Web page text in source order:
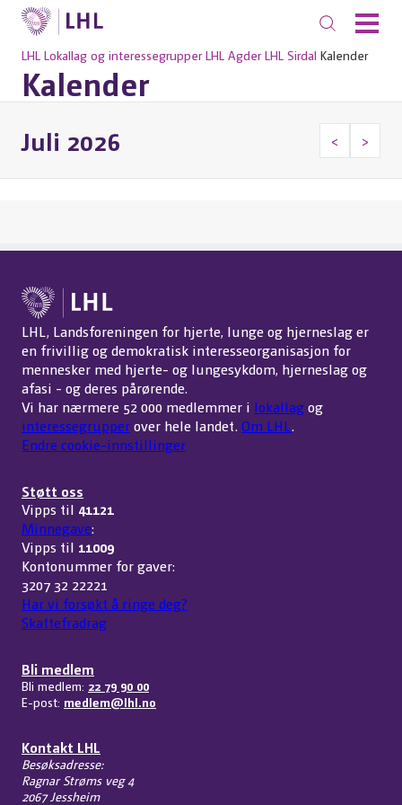
LHL Lokallag og interessegrupper LHL Agder LHL Sirdal Kalender
Kalender
Juli 2026 < >
LHL, Landsforeningen for hjerte, lunge og hjerneslag er
en frivillig og demokratisk interesseorganisasjon for
mennesker med hjerte- og lungesykdom, hjerneslag og
afasi - og deres pårørende.
Vi har nærmere 52 000 medlemmer i lokallagog
interessegrupperover hele landet. Om LHL.
Endre cookie-innstillinger
Støtt oss
Vipps til 41121
Minnegave:
Vipps til 11009
Kontonummer for gaver:
3207 32 22221
Har vi forsøkt å ringe deg?
Skattefradrag
Bli medlem
Bli medlem: 22 79 90 00
E-post: medlem@lhl.no
Kontakt LHL
Besøksadresse:
Ragnar Strøms veg 4
2067 Jessheim